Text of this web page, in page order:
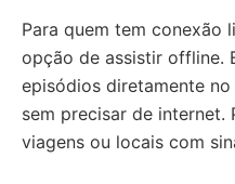
Para quem tem conexão
opção de assistir offline.
episódios diretamente
sem precisar de internet.
viagens ou locais com